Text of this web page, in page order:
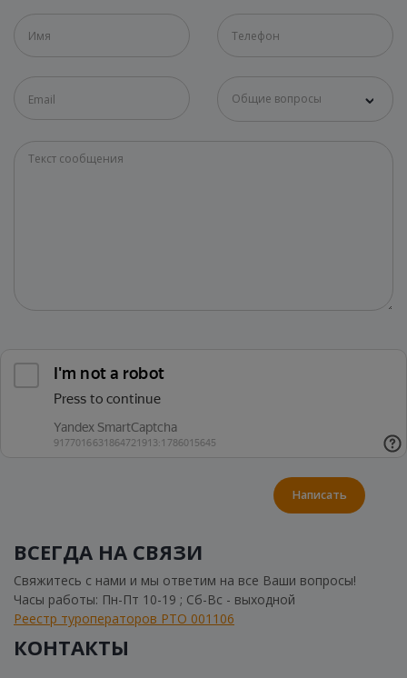
Общие вопросы
Написать
ВСЕГДА НА СВЯЗИ
Свяжитесь с нами и мы ответим на все Ваши вопросы!
Часы работы: Пн-Пт 10-19 ; Сб-Вс - выходной
Реестр туроператоров РТО 001106
КОНТАКТЫ